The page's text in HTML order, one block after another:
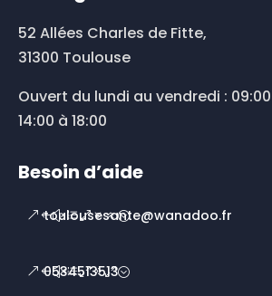
52 Allées Charles de Fitte,
31300 Toulouse
Ouvert du lundi au vendredi :
14:00 à 18:00
Besoin d’aide
toulousesante@wanadoo.fr
0534513513